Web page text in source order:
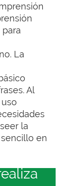
La
Al
la
en